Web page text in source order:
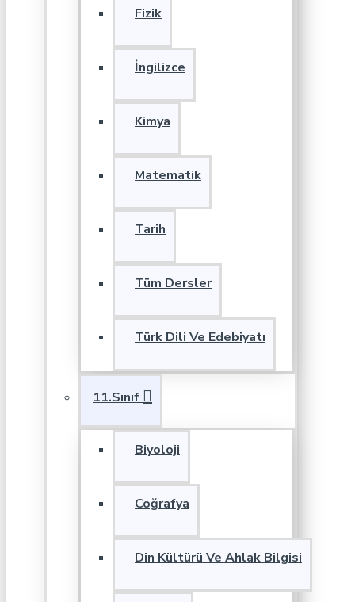
Fizik
İngilizce
Kimya
Matematik
Tarih
Tüm Dersler
Türk Dili Ve Edebiyatı
11.Sınıf
Biyoloji
Coğrafya
Din Kültürü Ve Ahlak Bilgisi